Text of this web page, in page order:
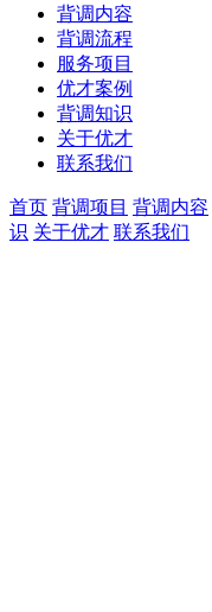
背调内容
背调流程
服务项目
优才案例
背调知识
关于优才
联系我们
首页 背调项目 背调内容
识 关于优才 联系我们